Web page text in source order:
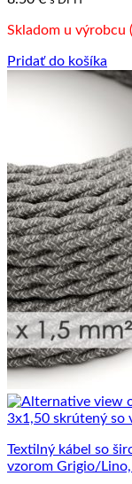
Skladom u výrobcu
Pridať do košíka
Textilný kábel so
vzorom Grigio/